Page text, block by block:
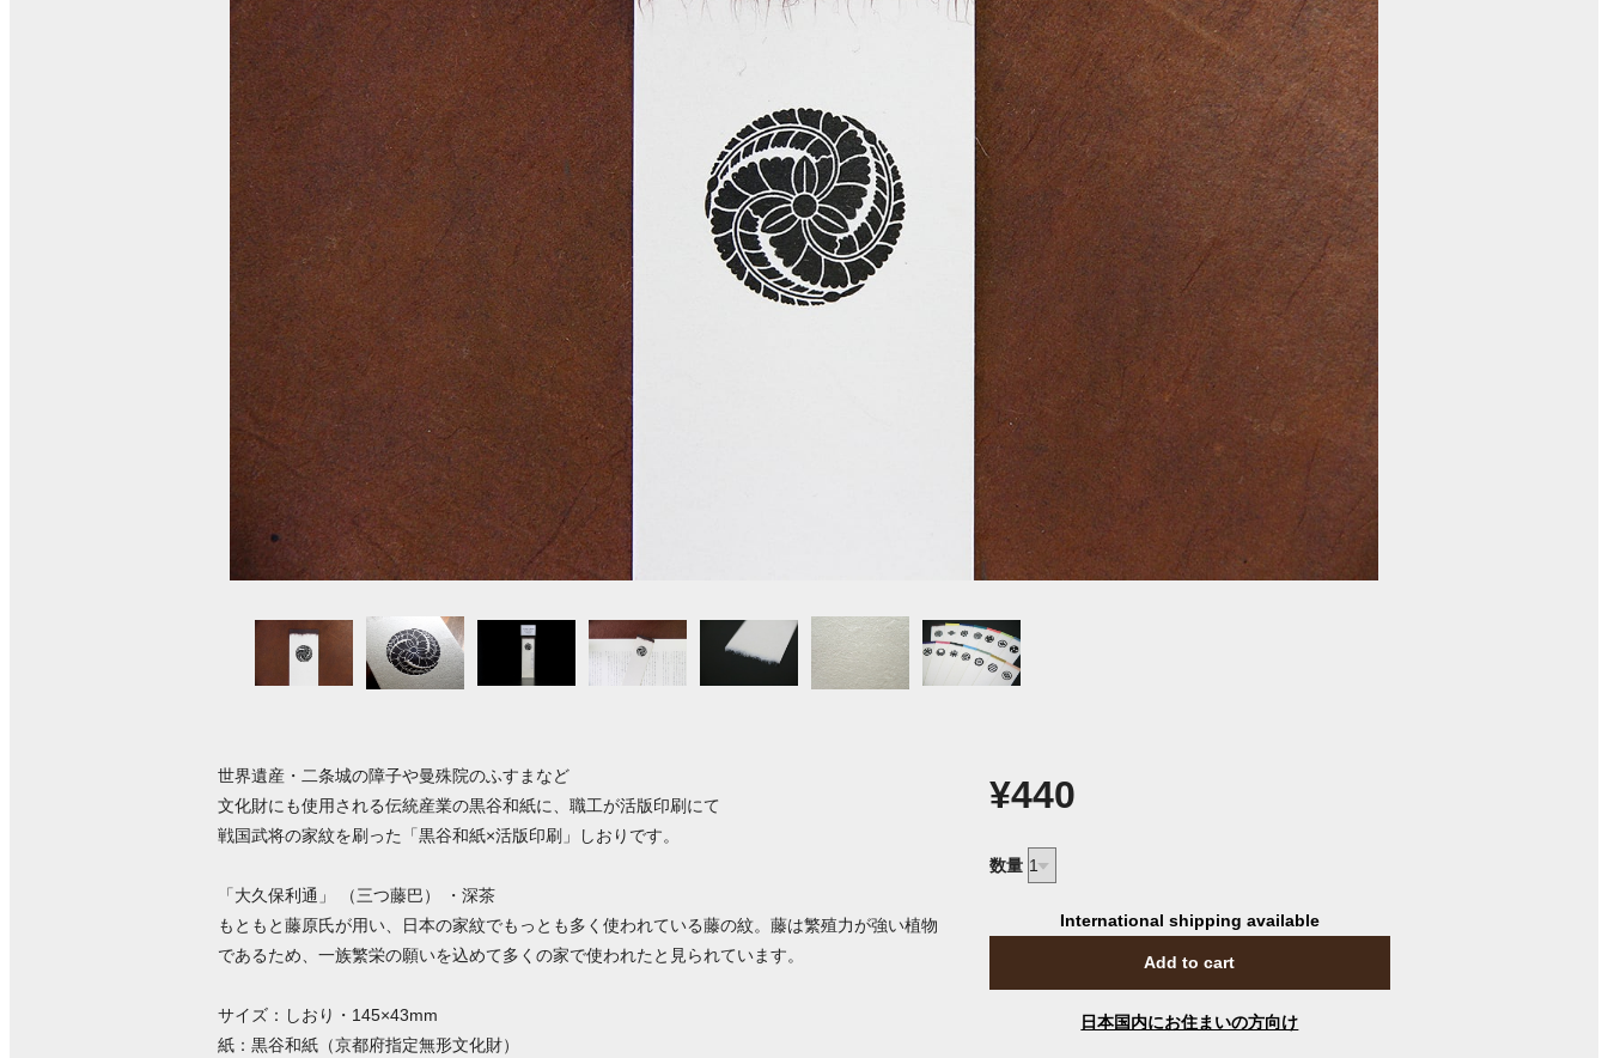
世界遺産・二条城の障子や曼殊院のふすまなど
文化財にも使用される伝統産業の黒谷和紙に、職工が活版印刷にて
戦国武将の家紋を刷った「黒谷和紙×活版印刷」しおりです。
「大久保利通」 （三つ藤巴） ・深茶
もともと藤原氏が用い、日本の家紋でもっとも多く使われている藤の紋。藤は繁殖力が強い植物
であるため、一族繁栄の願いを込めて多くの家で使われたと見られています。
サイズ：しおり・145×43mm
紙：黒谷和紙（京都府指定無形文化財）
¥440
数量
International shipping available
Add to cart
日本国内にお住まいの方向け